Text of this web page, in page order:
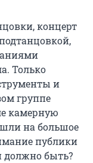
концерт
Только
и
группе
камерную
на большое
публики
должно быть?